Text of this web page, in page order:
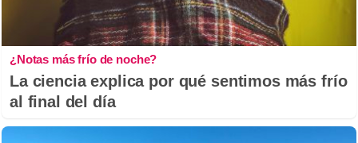
¿Notas más frío de noche?
La ciencia explica por qué sentimos más frío
al final del día